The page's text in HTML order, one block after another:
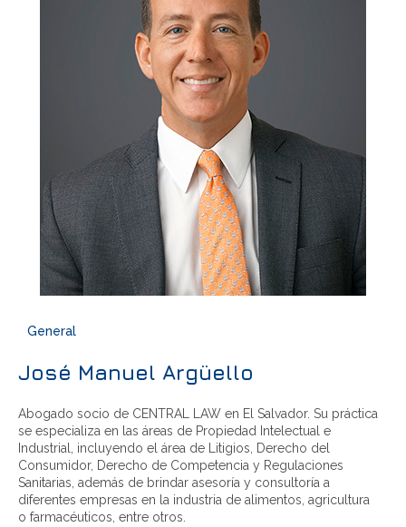
General
José Manuel Argüello
Abogado socio de CENTRAL LAW en El Salvador. Su práctica
se especializa en las áreas de Propiedad Intelectual e
Industrial, incluyendo el área de Litigios, Derecho del
Consumidor, Derecho de Competencia y Regulaciones
Sanitarias, además de brindar asesoría y consultoría a
diferentes empresas en la industria de alimentos, agricultura
o farmacéuticos, entre otros.